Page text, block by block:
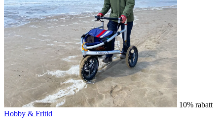
10% rabatt
Hobby & Fritid